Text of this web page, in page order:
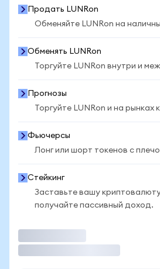
Продать LUNRon
Обменяйте LUNRon на
Обменять LUNRon
Торгуйте LUNRon внутри и
Прогнозы
Торгуйте LUNRon и на рынках
Фьючерсы
Лонг или шорт токенов с
Стейкинг
Заставьте вашу
получайте пассивный доход.